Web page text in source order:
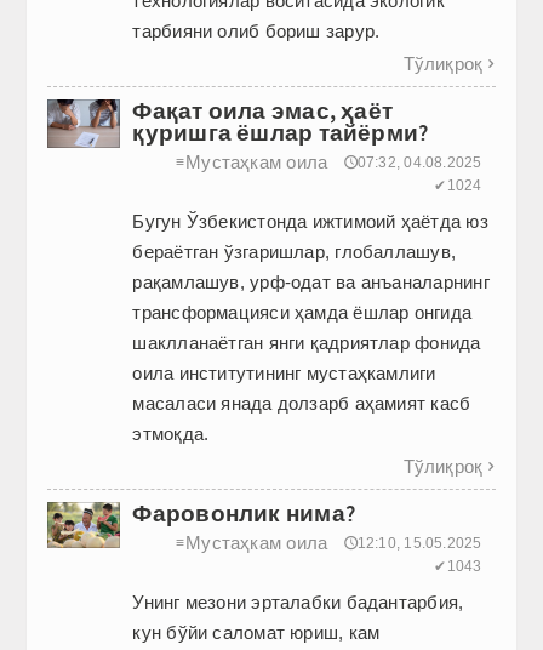
тарбия­ни олиб бориш зарур.
Тўлиқроқ 
Фақат оила эмас, ҳаёт
қуришга ёшлар тайёрми?
≡Мустаҳкам оила
🕔07:32, 04.08.2025
✔1024
Бугун Ўзбекистонда ижтимоий ҳаётда юз
бераётган ўзгаришлар, глобаллашув,
рақамлашув, урф-одат ва анъаналарнинг
трансформацияси ҳамда ёшлар онгида
шакл­ланаётган янги қадриятлар фонида
оила институтининг мустаҳкамлиги
масаласи янада долзарб аҳамият касб
этмоқда.
Тўлиқроқ 
Фаровонлик нима?
≡Мустаҳкам оила
🕔12:10, 15.05.2025
✔1043
Унинг мезони эрталабки бадантарбия,
кун бўйи саломат юриш, кам